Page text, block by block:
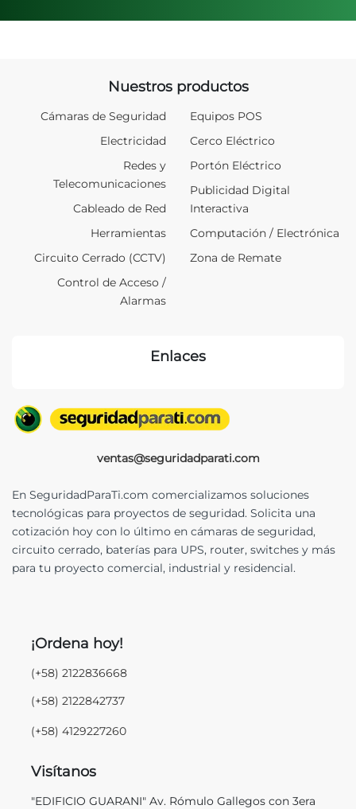
ventas@seguridadparati.com
En SeguridadParaTi.com comercializamos soluciones
tecnológicas para proyectos de seguridad. Solicita una
cotización hoy con lo último en cámaras de seguridad,
circuito cerrado, baterías para UPS, router, switches y más
para tu proyecto comercial, industrial y residencial.
¡Ordena hoy!
(+58) 2122836668
(+58) 2122842737
(+58) 4129227260
Visítanos
"EDIFICIO GUARANI" Av. Rómulo Gallegos con 3era
Nuestros productos
Cámaras de Seguridad
Electricidad
Redes y
Telecomunicaciones
Cableado de Red
Herramientas
Circuito Cerrado (CCTV)
Control de Acceso /
Alarmas
Equipos POS
Cerco Eléctrico
Portón Eléctrico
Publicidad Digital
Interactiva
Computación / Electrónica
Zona de Remate
Enlaces